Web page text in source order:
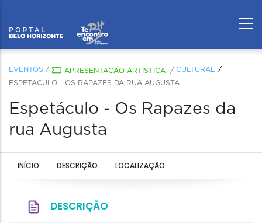
EVENTOS / APRESENTAÇÃO ARTÍSTICA / CULTURAL
ESPETÁCULO - OS RAPAZES DA RUA AUGUSTA
Espetáculo - Os Rapazes da
rua Augusta
INÍCIO DESCRIÇÃO LOCALIZAÇÃO
DESCRIÇÃO